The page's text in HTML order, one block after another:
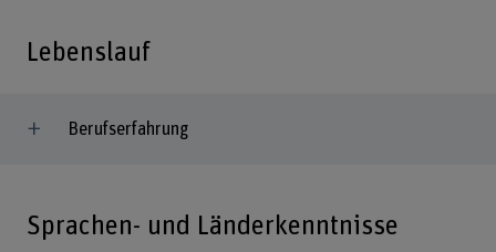
Lebenslauf
Berufserfahrung
Sprachen- und Länderkenntnisse